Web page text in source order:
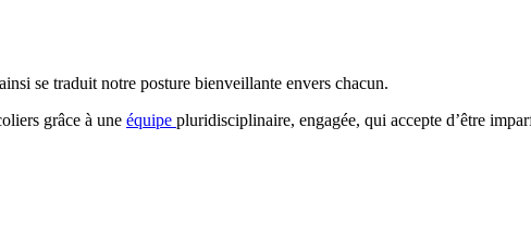
se traduit notre posture bienveillante envers chacun.
grâce à une équipe pluridisciplinaire, engagée, qui accepte d’être